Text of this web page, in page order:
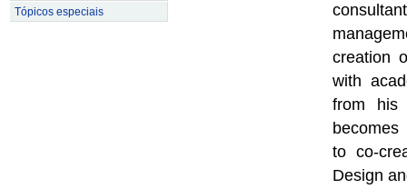
Tópicos especiais
creation
with
from his
to co-
Design